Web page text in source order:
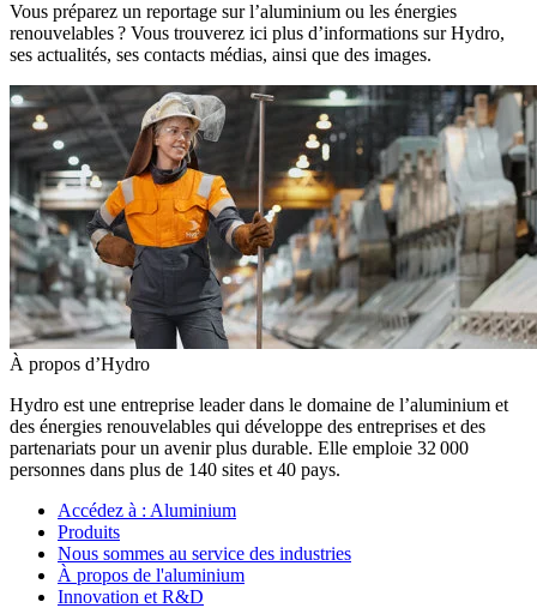
Vous préparez un reportage sur l’aluminium ou les énergies
renouvelables ? Vous trouverez ici plus d’informations sur Hydro,
ses actualités, ses contacts médias, ainsi que des images.
À propos d’Hydro
Hydro est une entreprise leader dans le domaine de l’aluminium et
des énergies renouvelables qui développe des entreprises et des
partenariats pour un avenir plus durable. Elle emploie 32 000
personnes dans plus de 140 sites et 40 pays.
Accédez à : Aluminium
Produits
Nous sommes au service des industries
À propos de l'aluminium
Innovation et R&D